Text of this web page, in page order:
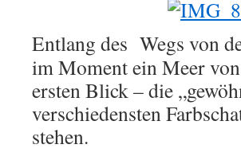
Entlang des Wegs von
im Moment ein Meer
ersten Blick – die
verschiedensten
stehen.